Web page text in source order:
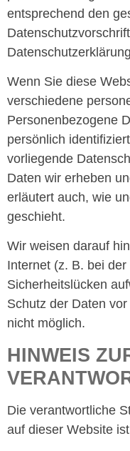
entsprechend den
Wenn Sie diese
verschiedene
Personenbezogene
persönlich
vorliegende
Daten wir erheben
erläutert auch, wie
geschieht.
Wir weisen darauf
Internet (z. B. bei
Sicherheitslücken
Schutz der Daten
nicht möglich.
HINWEIS
Die verantwortliche
auf dieser Website